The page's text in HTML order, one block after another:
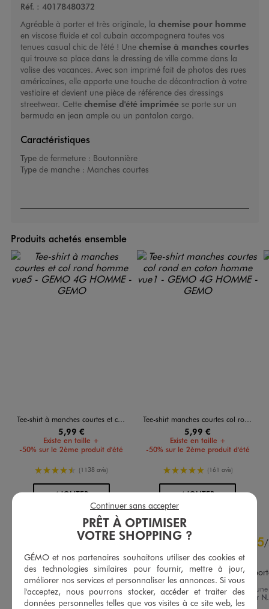
Réf. : 40178480372
Agréable à porter et très originale, la chemise pour homme
en viscose fluide et col cubain accompagnera toutes vos
tenues casual chic de l'été ! Une chemise à manches courtes
qui trouve sa place dans le dressing de ville comme dans la
valise des vacances. Avec son imprimé fait de photos des rues
américaines, elle apporte une touche de décontraction à votre
vestiaire et devient une pièce de référence des dressings
streetwear. Cette chemise d'été impriméese porte sur un
bermuda en jean ample ou un pantalon cargo.
Caractéristiques
Type de fermeture : Boutonnière
Type de manche : Manches courtes
Produits achetés ensemble
Tee-shirt à manches courtes et col rond homme
5,99 €
Existe en taille +
-50% sur le 2ème produit d'été
4.5/5 de moyenne
(1138 avis)
AJOUTERAU PANIER
Tee-shirt manches courtes col rond en coton homme
5,99 €
Existe en taille +
-50% sur le 2ème produit d'été
5/5 de moyenne
(161 avis)
AJOUTERAU PANIER
4.9/5
Basé sur7 avis soumis à un
5/
Avis vérifié et récompensé
Belle matière ,agréable à
Avis du07/07/2026
, suite à une
expérience du24/06/2026 par
PRÊT À OPTIMISER
VOTRE SHOPPING ?
GÉMO et nos partenaires souhaitons utiliser des cookies et
des technologies similaires pour fournir, mettre à jour,
améliorer nos services et personnaliser les annonces. Si vous
l'acceptez, nous pourrons stocker, accéder et traiter des
données personnelles telles que vos visites à ce site web, les
Continuer sans accepter